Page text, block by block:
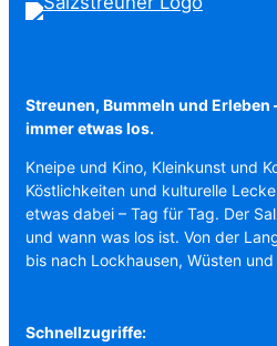
Streunen, Bummeln und Erleben
immer etwas los.
Kneipe und Kino, Kleinkunst und
Köstlichkeiten und kulturelle
etwas dabei – Tag für Tag. Der
und wann was los ist. Von der
bis nach Lockhausen, Wüsten und
Schnellzugriffe: